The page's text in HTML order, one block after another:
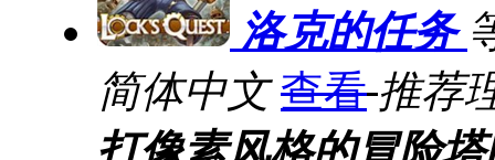
洛克的任务
简体中文 查看 推荐
打像素风格的冒险